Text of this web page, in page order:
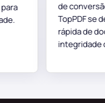
de conversão
TopPDF se
rápida de
integridade